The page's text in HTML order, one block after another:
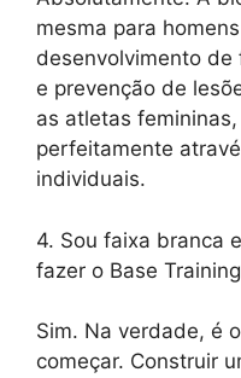
mesma para
desenvolvimento
e prevenção de
as atletas
perfeitamente
individuais.
4. Sou faixa branca
fazer o Base
Sim. Na verdade, é
começar. Construir